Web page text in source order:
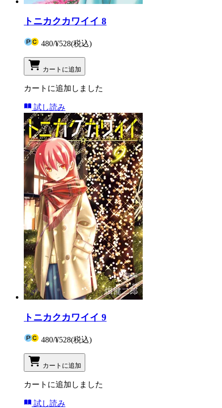
トニカクカワイイ 8
480/¥528(税込)
カートに追加
カートに追加しました
試し読み
トニカクカワイイ 9
480/¥528(税込)
カートに追加
カートに追加しました
試し読み